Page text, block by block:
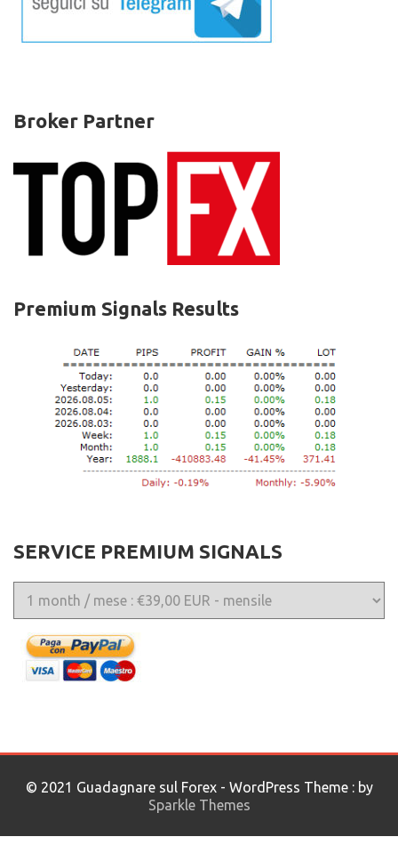
Broker Partner
Premium Signals Results
SERVICE PREMIUM SIGNALS
© 2021 Guadagnare sul Forex - WordPress Theme : by
Sparkle Themes